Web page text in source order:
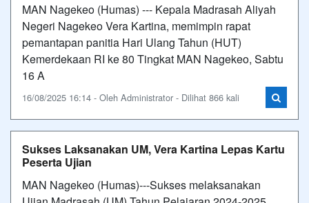
MAN Nagekeo (Humas) --- Kepala Madrasah Aliyah
Negeri Nagekeo Vera Kartina, memimpin rapat
pemantapan panitia Hari Ulang Tahun (HUT)
Kemerdekaan RI ke 80 Tingkat MAN Nagekeo, Sabtu
16 A
16/08/2025 16:14 - Oleh Administrator - Dilihat 866 kali
Sukses Laksanakan UM, Vera Kartina Lepas Kartu
Peserta Ujian
MAN Nagekeo (Humas)---Sukses melaksanakan